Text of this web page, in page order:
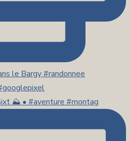
⛰️ • #aventure #montag